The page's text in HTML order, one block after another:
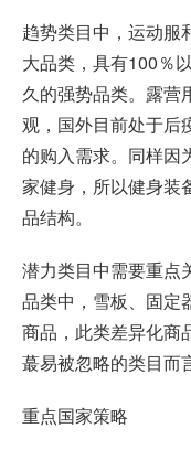
趋势类目中，运动服
大品类，具有100％
久的强势品类。露营
观，国外目前处于后
的购入需求。同样因
家健身，所以健身装
品结构。
潜力类目中需要重点
品类中，雪板、固定
商品，此类差异化商
蕞易被忽略的类目而
重点国家策略